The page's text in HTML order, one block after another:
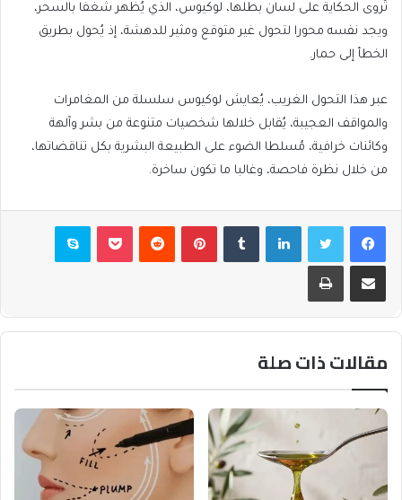
تُروى الحكاية على لسان بطلها، لوكيوس، الذي يُظهر شغفا بالسحر،
ويجد نفسه محورا لتحول غير متوقع ومثير للدهشة، إذ يُحول بطريق
الخطأ إلى حمار.
عبر هذا التحول الغريب، يُعايش لوكيوس سلسلة من المغامرات
والمواقف العجيبة، يُقابل خلالها شخصيات متنوعة من بشر وآلهة
وكائنات خرافية، مُسلطا الضوء على الطبيعة البشرية بكل تناقضاتها،
من خلال نظرة فاحصة، وغالبا ما تكون ساخرة.
فيسبوكتويتر لينكدإن بينتيريست بوكيت سكايب
مشاركة عبر البريد طباعة
مقالات ذات صلة